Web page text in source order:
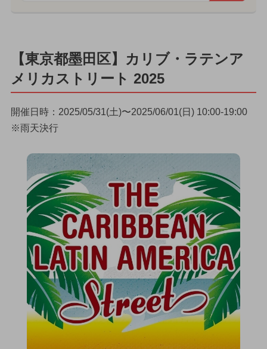
【東京都墨田区】カリブ・ラテンア
メリカストリート 2025
開催日時：2025/05/31(土)〜2025/06/01(日) 10:00-19:00
※雨天決行